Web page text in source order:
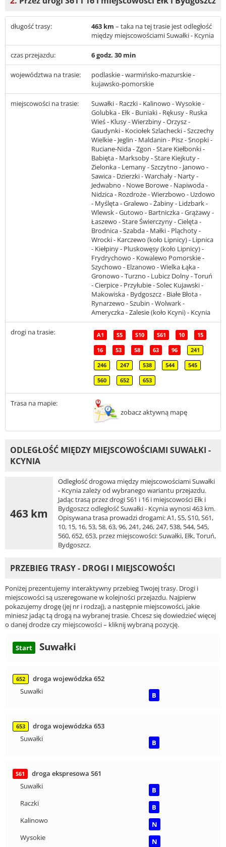
długość trasy: 463 km – taka na tej trasie jest odległość
między miejscowościami Suwałki - Kcynia
czas przejazdu: 6 godz. 30 min
województwa na trasie:
podlaskie - warmińsko-mazurskie -
kujawsko-pomorskie
miejscowości na trasie:
Suwałki - Raczki - Kalinowo - Wysokie -
Golubka - Ełk - Buniaki - Rękusy - Ruska
Wieś - Klusy - Wierzbiny - Orzysz -
Gaudynki - Kociołek Szlachecki - Szczechy
Wielkie - Jeglin - Maldanin - Pisz - Snopki -
Ruciane-Nida - Zgon - Stare Kiełbonki -
Babięta - Marksoby - Stare Kiejkuty -
Zielonka - Lemany - Szczytno - Janowo -
Sawica - Dzierzki - Warchały - Narty -
Jedwabno - Nowe Borowe - Napiwoda -
Nidzica - Rozdroże - Wierzbowo - Uzdowo
- Myślęta - Gralewo - Żabiny - Lidzbark -
Wlewsk - Gutowo - Bartniczka - Grążawy -
Łaszewo - Stare Świerczyny - Cielęta -
Brodnica - Szabda - Małki - Pląchoty -
Wrocki - Karczewo (koło Lipnicy) - Lipnica
- Kiełpiny - Pluskowęsy (koło Lipnicy) -
Frydrychowo - Kowalewo Pomorskie -
Szychowo - Elzanowo - Wielka Łąka -
Gronowo - Turzno - Lubicz Dolny - Toruń
- Cierpice - Przyłubie - Solec Kujawski -
Makowiska - Bydgoszcz - Białe Błota -
Rynarzewo - Szubin - Wolwark -
Ameryczka - Zalesie (koło Kcyni) - Kcynia
drogi na trasie: A1 S5 S10 S61 10 15
16 53 58 63 96 241
246 247 538 544 545
560 652 653
Trasa na mapie:
zobacz aktywną mapę
ODLEGŁOŚĆ MIĘDZY MIEJSCOWOŚCIAMI SUWAŁKI -
KCYNIA
463 km
Odległość drogowa między miejscowościami Suwałki
- Kcynia zależy od wybranego wariantu przejazdu.
Jadąc trasą przez drogi S61 i 16 i miejscowości Ełk i
Bydgoszcz odległość Suwałki - Kcynia wynosi 463 km.
Opisywana trasa prowadzi drogami: A1, S5, S10, S61,
10, 15, 16, 53, 58, 63, 96, 241, 246, 247, 538, 544, 545,
560, 652, 653, przez miejscowości: Suwałki, Ełk, Toruń,
Bydgoszcz.
PRZEBIEG TRASY - DROGI I MIEJSCOWOŚCI
Poniżej prezentujemy interaktywny przebieg Twojej trasy. Drogi i
miejscowości są uszeregowane w kolejności przejazdu. Najpierw
pokazujemy drogę (jej nr i rodzaj), a następnie miejscowości, jakie
miniesz jadąc tą drogą na wybranej trasie. Chcesz się dowiedzieć więcej
o danej drodze czy miejscowości – kliknij wybraną pozycję.
Start Suwałki
652
droga wojewódzka 652
Suwałki
B
653
droga wojewódzka 653
Suwałki
B
S61
droga ekspresowa S61
Suwałki
B
Raczki
B
Kalinowo
N
Wysokie
N